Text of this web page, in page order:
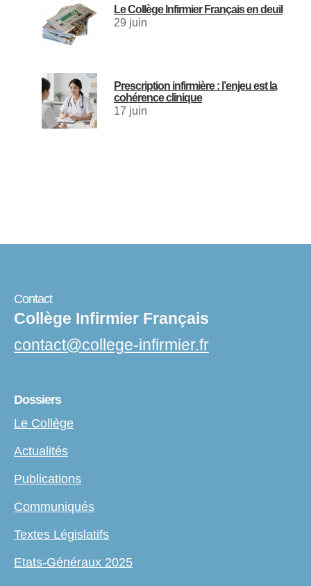
Le Collège Infirmier Français en deuil
29 juin
Prescription infirmière : l’enjeu est la
cohérence clinique
17 juin
Contact
Collège Infirmier Français
contact@college-infirmier.fr
Dossiers
Le Collège
Actualités
Publications
Communiqués
Textes Législatifs
Etats-Généraux 2025